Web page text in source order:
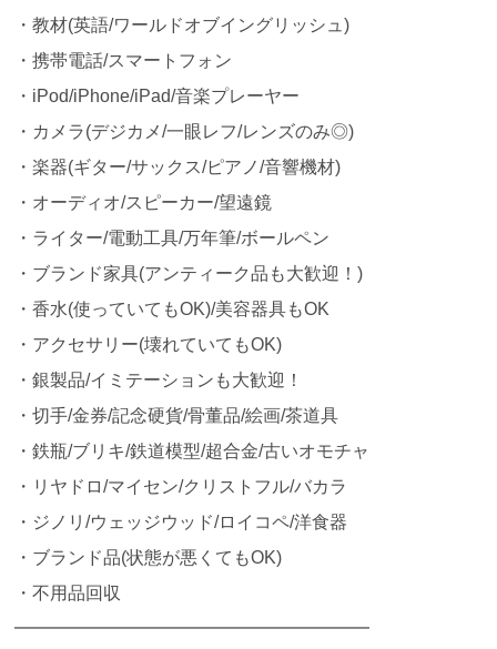
・教材(英語/ワールドオブイングリッシュ)
・携帯電話/スマートフォン
・iPod/iPhone/iPad/音楽プレーヤー
・カメラ(デジカメ/一眼レフ/レンズのみ◎)
・楽器(ギター/サックス/ピアノ/音響機材)
・オーディオ/スピーカー/望遠鏡
・ライター/電動工具/万年筆/ボールペン
・ブランド家具(アンティーク品も大歓迎！)
・香水(使っていてもOK)/美容器具もOK
・アクセサリー(壊れていてもOK)
・銀製品/イミテーションも大歓迎！
・切手/金券/記念硬貨/骨董品/絵画/茶道具
・鉄瓶/ブリキ/鉄道模型/超合金/古いオモチャ
・リヤドロ/マイセン/クリストフル/バカラ
・ジノリ/ウェッジウッド/ロイコペ/洋食器
・ブランド品(状態が悪くてもOK)
・不用品回収
━━━━━━━━━━━━━━━━━━━━